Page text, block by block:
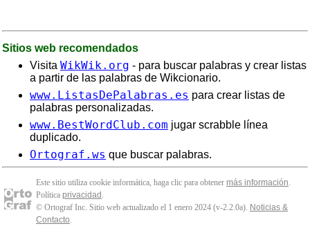
Sitios web recomendados
Visita WikWik.org - para buscar palabras y crear listas
a partir de las palabras de Wikcionario.
www.ListasDePalabras.es para crear listas de
palabras personalizadas.
www.BestWordClub.com jugar scrabble línea
duplicado.
Ortograf.ws que buscar palabras.
Este sitio utiliza cookie informática, haga clic para obtener más información.
Política privacidad .
© Ortograf Inc. Sitio web actualizado el 1 enero 2024 (v-2.2.0a). Noticias &
Contacto.